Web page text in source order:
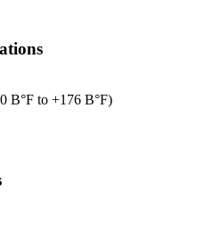
В°F to +176 В°F)